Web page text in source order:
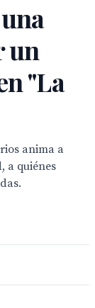
un
"La
anima a
a quiénes